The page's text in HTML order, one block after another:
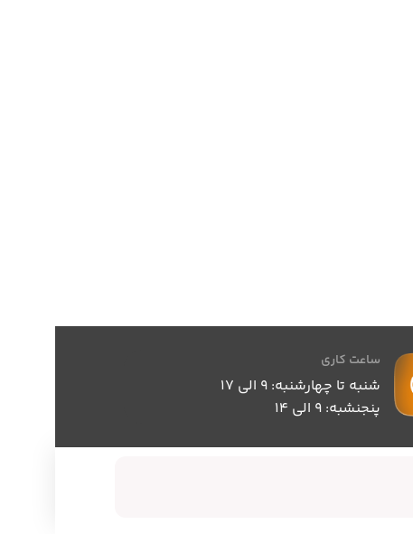
ساعت کاری
شنبه تا چهارشنبه: 9 الی 17
پنجنشبه: 9 الی 14